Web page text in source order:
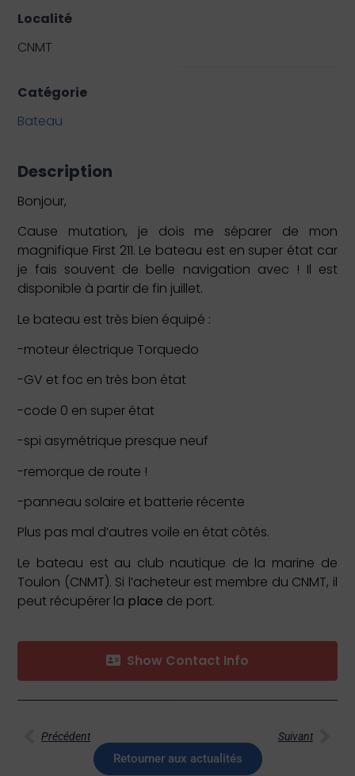
Localité
CNMT
Catégorie
Bateau
Description
Bonjour,
Cause mutation, je dois me séparer de mon
magnifique First 211. Le bateau est en super état car
je fais souvent de belle navigation avec ! Il est
disponible à partir de fin juillet.
Le bateau est très bien équipé :
-moteur électrique Torquedo
-GV et foc en très bon état
-code 0 en super état
-spi asymétrique presque neuf
-remorque de route !
-panneau solaire et batterie récente
Plus pas mal d’autres voile en état côtés.
Le bateau est au club nautique de la marine de
Toulon (CNMT). Si l’acheteur est membre du CNMT, il
peut récupérer la place de port.
Show Contact Info
Précédent Suivant
Retourner aux actualités